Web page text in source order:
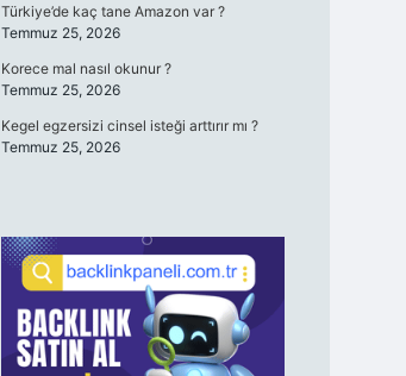
Türkiye’de kaç tane Amazon var ?
Temmuz 25, 2026
Korece mal nasıl okunur ?
Temmuz 25, 2026
Kegel egzersizi cinsel isteği arttırır mı ?
Temmuz 25, 2026